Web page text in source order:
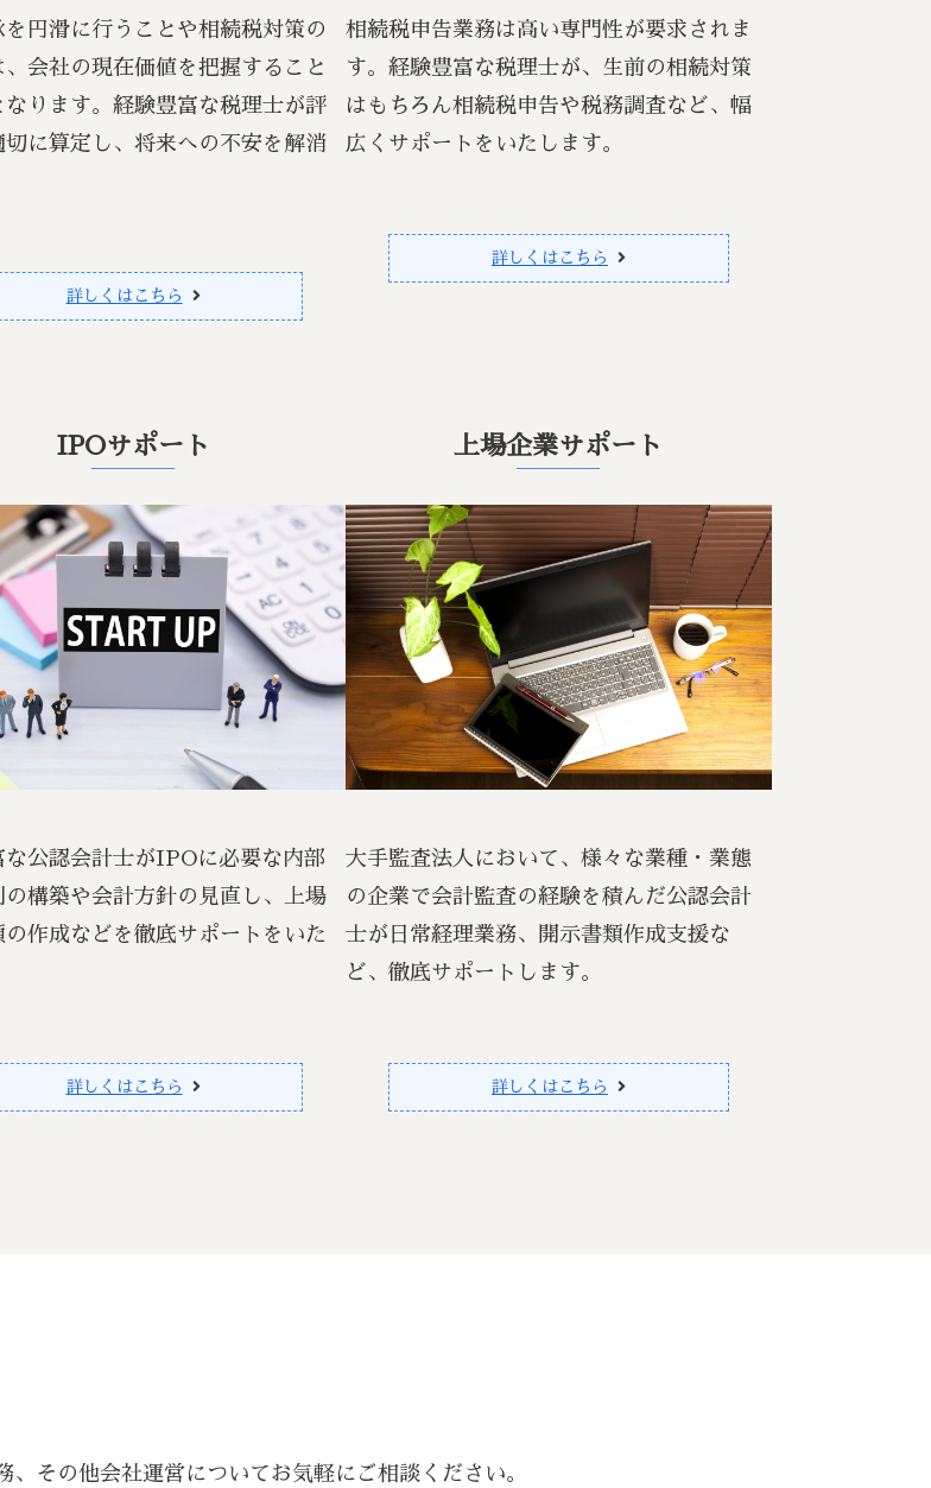
を円滑に行うことや相続税対策の
、会社の現在価値を把握すること
なります。経験豊富な税理士が評
切に算定し、将来への不安を解消
詳しくはこちら
相続税申告業務は高い専門性が要求されま
す。経験豊富な税理士が、生前の相続対策
はもちろん相続税申告や税務調査など、幅
広くサポートをいたします。
詳しくはこちら
IPOサポート
な公認会計士がIPOに必要な内部
の構築や会計方針の見直し、上場
の作成などを徹底サポートをいた
詳しくはこちら
上場企業サポート
大手監査法人において、様々な業種・業態
の企業で会計監査の経験を積んだ公認会計
士が日常経理業務、開示書類作成支援な
ど、徹底サポートします。
詳しくはこちら
その他会社運営についてお気軽にご相談ください。